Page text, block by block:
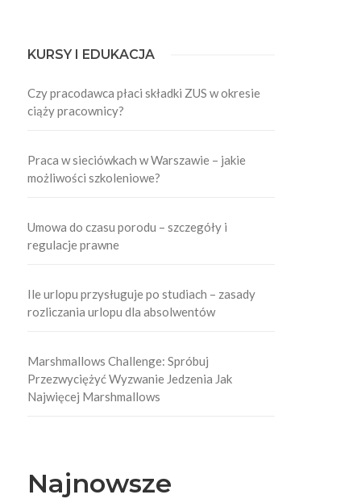
KURSY I EDUKACJA
Czy pracodawca płaci składki ZUS w okresie
ciąży pracownicy?
Praca w sieciówkach w Warszawie – jakie
możliwości szkoleniowe?
Umowa do czasu porodu – szczegóły i
regulacje prawne
Ile urlopu przysługuje po studiach – zasady
rozliczania urlopu dla absolwentów
Marshmallows Challenge: Spróbuj
Przezwyciężyć Wyzwanie Jedzenia Jak
Najwięcej Marshmallows
Najnowsze